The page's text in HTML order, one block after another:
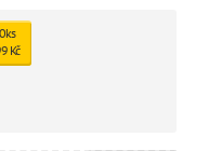
druhy přijímající ovocnou
potravy
Kč